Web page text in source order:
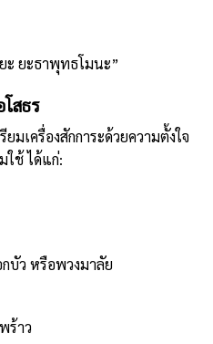
ะ ยะธาพุทธโมนะ”
สธร
มเครื่องสักการะด้วยความตั้งใจ
ใช้ ได้แก่:
บัว หรือพวงมาลัย
ร้าว